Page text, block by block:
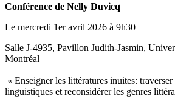
Conférence de Nelly Duvicq
Le mercredi 1er avril 2026 à 9h30
Salle J-4935, Pavillon Judith-Jasmin,
Montréal
« Enseigner les littératures inuites:
linguistiques et reconsidérer les genres